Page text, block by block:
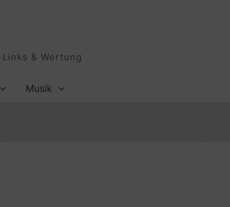
& Wertung
Musik